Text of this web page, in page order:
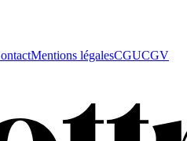
Mentions légalesCGUCGV